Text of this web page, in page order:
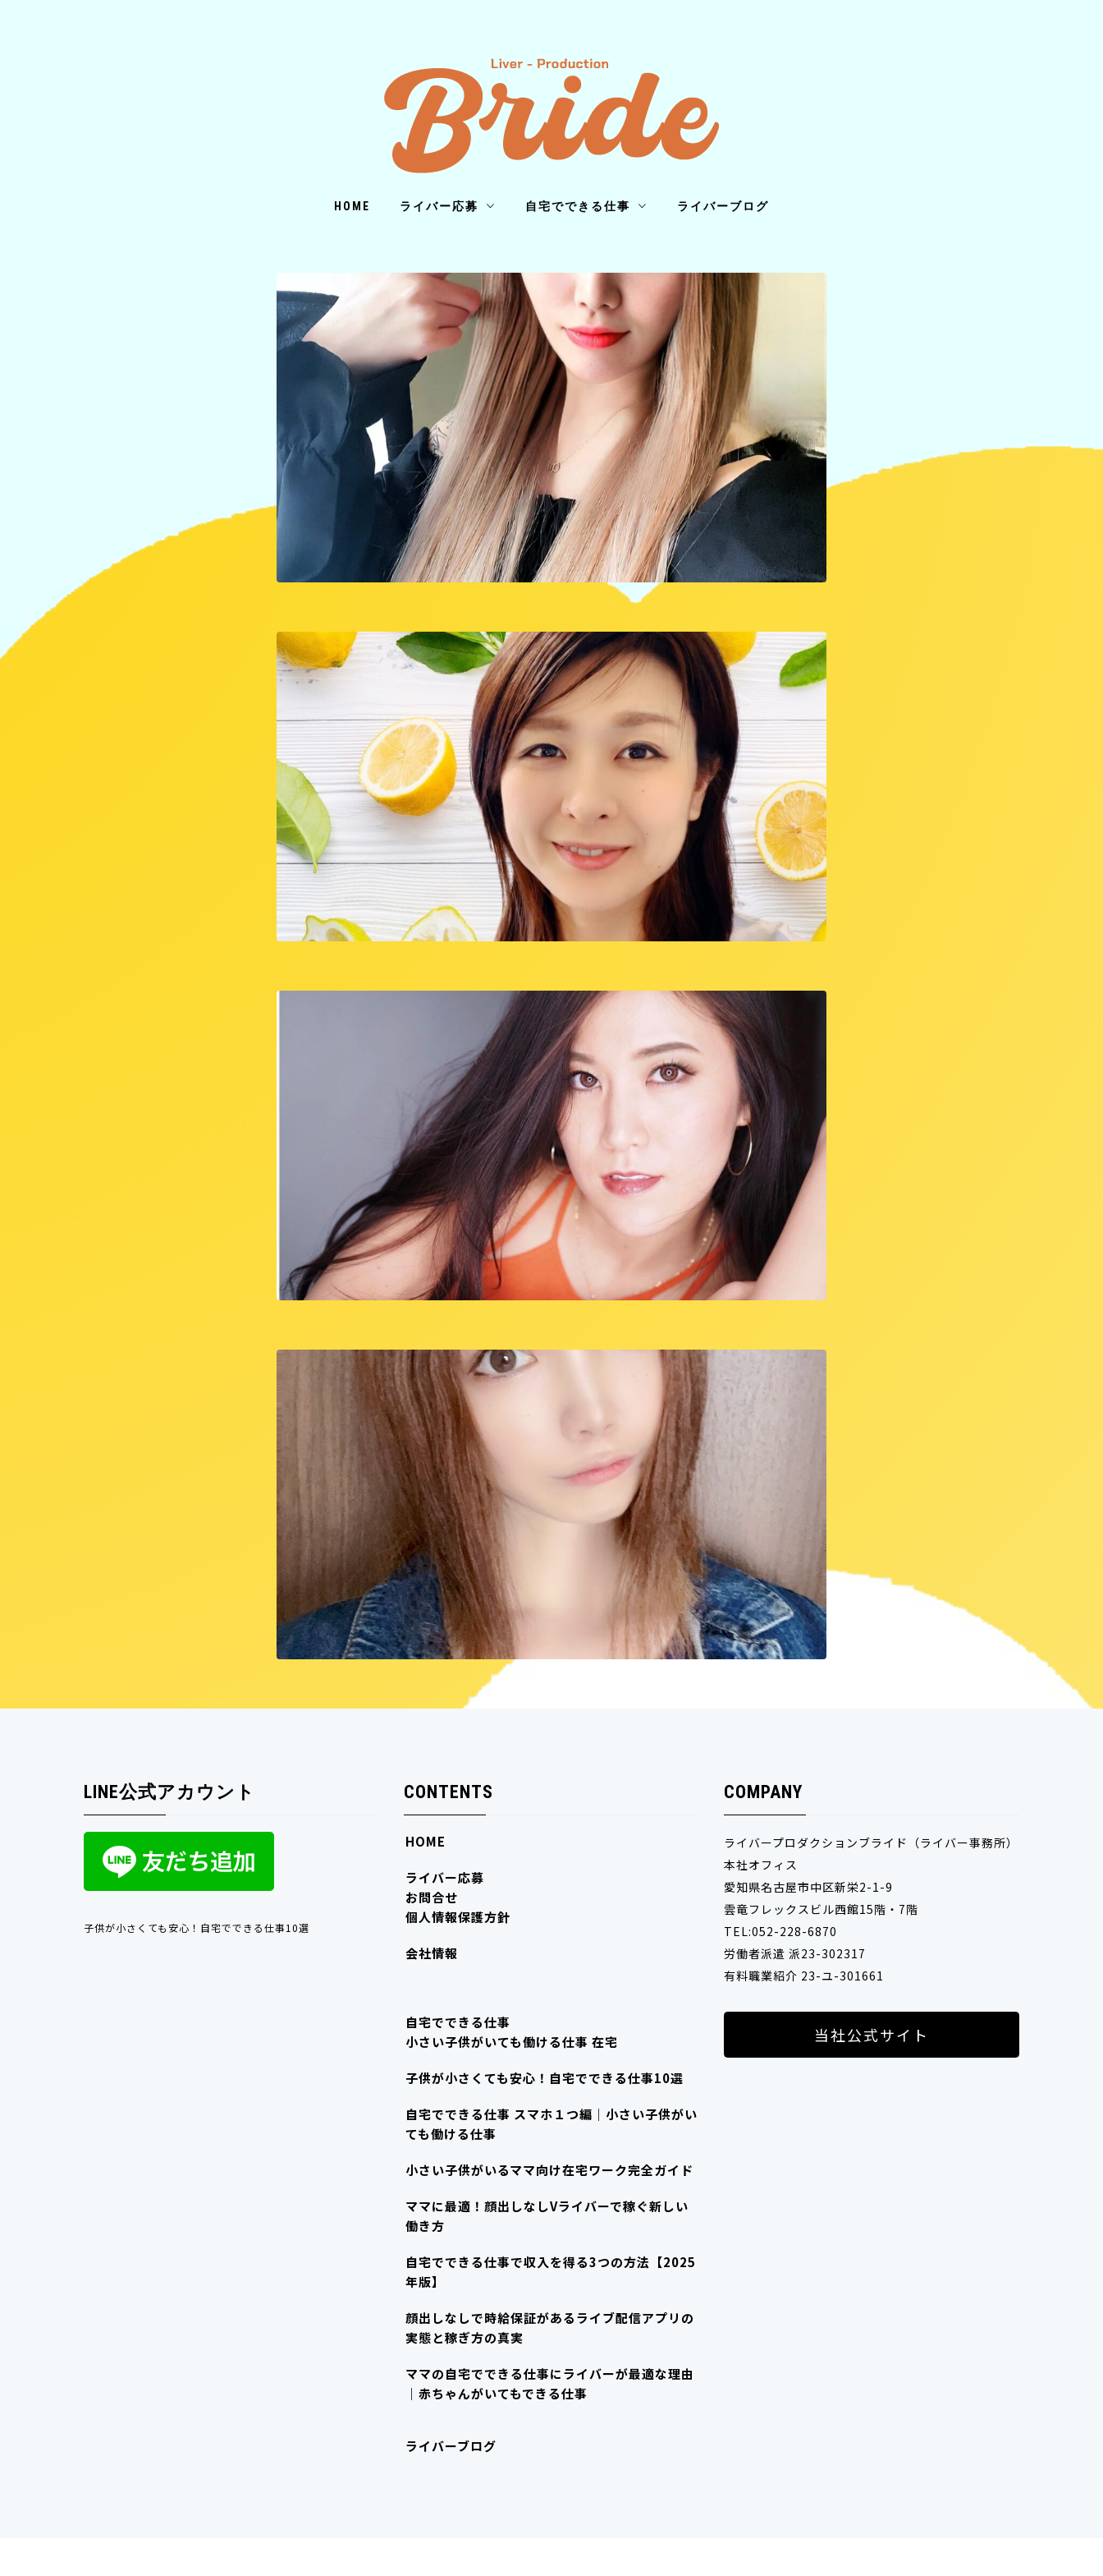
ブラ
バー所
有利
HOME ライバー応募 自宅でできる仕事 ライバーブログ
LINE公式アカウント
子供が小さくても安心！自宅でできる仕事10選
CONTENTS
HOME
ライバー応募
お問合せ
個人情報保護方針
会社情報
自宅でできる仕事
小さい子供がいても働ける仕事 在宅
子供が小さくても安心！自宅でできる仕事10選
自宅でできる仕事 スマホ１つ編｜小さい子供がい
ても働ける仕事
小さい子供がいるママ向け在宅ワーク完全ガイド
ママに最適！顔出しなしVライバーで稼ぐ新しい
働き方
自宅でできる仕事で収入を得る3つの方法【2025
年版】
顔出しなしで時給保証があるライブ配信アプリの
実態と稼ぎ方の真実
ママの自宅でできる仕事にライバーが最適な理由
｜赤ちゃんがいてもできる仕事
ライバーブログ
COMPANY
ライバープロダクションブライド（ライバー事務所）
本社オフィス
愛知県名古屋市中区新栄2-1-9
雲竜フレックスビル西館15階・7階
TEL:052-228-6870
労働者派遣 派23-302317
有料職業紹介 23-ユ-301661
当社公式サイト